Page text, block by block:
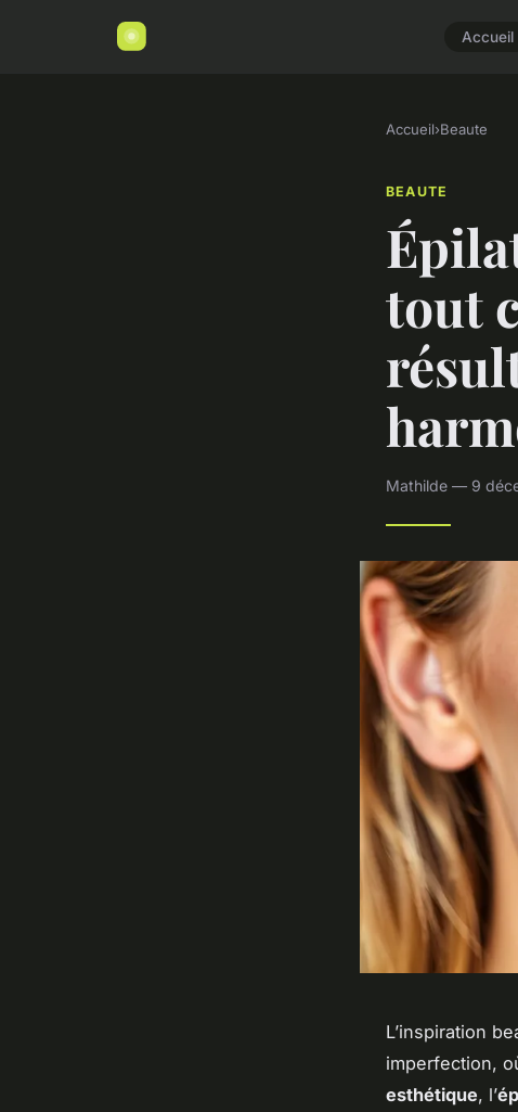
Accueil
Accueil›Beaute
BEAUTE
tout
Mathilde — 9
L’inspiration
imperfection,
esthétique, l’